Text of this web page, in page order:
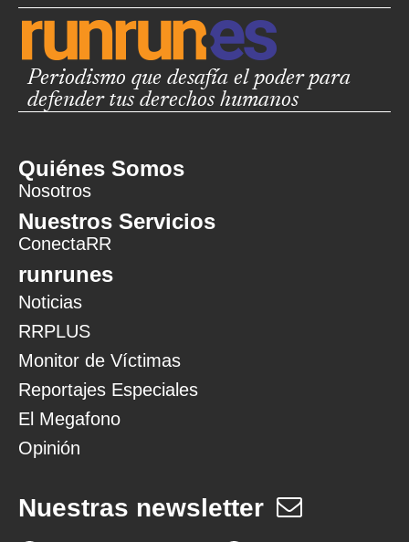
Periodismo que desafía el poder para
defender tus derechos humanos
Quiénes Somos
Nosotros
Nuestros Servicios
ConectaRR
runrunes
Noticias
RRPLUS
Monitor de Víctimas
Reportajes Especiales
El Megafono
Opinión
Nuestras newsletter